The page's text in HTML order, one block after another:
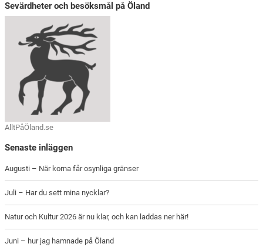
Sevärdheter och besöksmål på Öland
AlltPåÖland.se
Senaste inläggen
Augusti – När korna får osynliga gränser
Juli – Har du sett mina nycklar?
Natur och Kultur 2026 är nu klar, och kan laddas ner här!
Juni – hur jag hamnade på Öland